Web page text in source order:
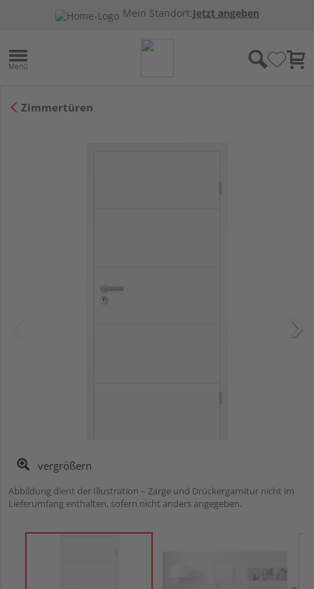
Mein Standort:Jetzt angeben
Zimmertüren
vergrößern
Abbildung dient der Illustration – Zarge und Drückergarnitur nicht im
Lieferumfang enthalten, sofern nicht anders angegeben.